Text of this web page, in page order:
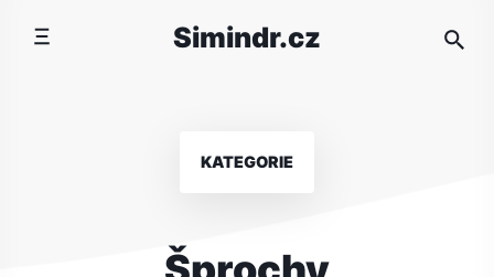
Simindr.cz
KATEGORIE